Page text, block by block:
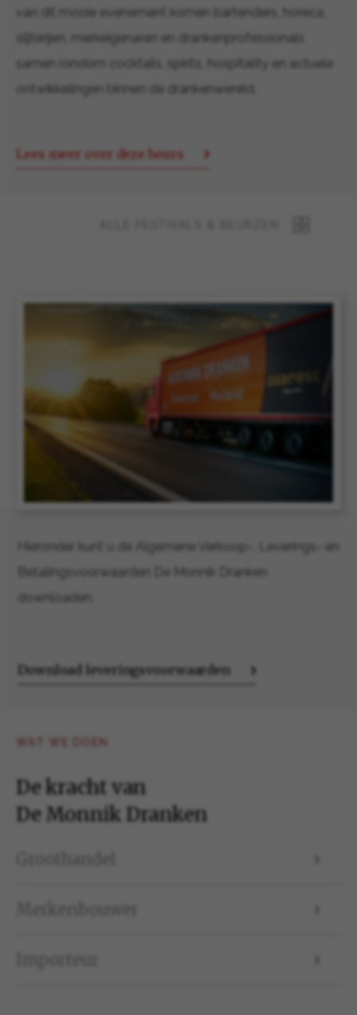
van dit mooie evenement komen bartenders, horeca,
slijterijen, merkeigenaren en drankenprofessionals
samen rondom cocktails, spirits, hospitality en actuele
ontwikkelingen binnen de drankenwereld.
Lees meer over deze beurs
De kracht van
De Monnik Dranken
Hieronder kunt u de Algemene Verkoop-, Leverings- en
Betalingsvoorwaarden De Monnik Dranken
downloaden.
Download leveringsvoorwaarden